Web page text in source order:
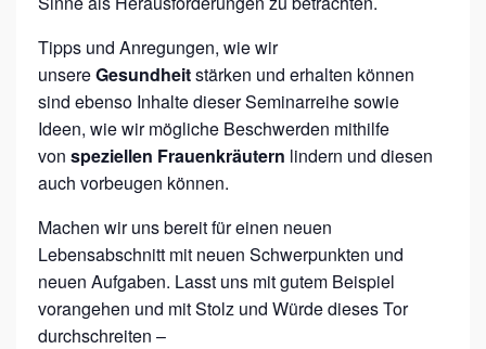
E
–
U
N
S
E
R
E
2
.
Tipps und Anregungen, wie wir
unsereGesundheitstärken und erhalten können
sind ebenso Inhalte dieser Seminarreihe sowie
Ideen, wie wir mögliche Beschwerden mithilfe
von speziellen Frauenkräutern lindern und diesen
auch vorbeugen können.
Machen wir uns bereit für einen neuen
Lebensabschnitt mit neuen Schwerpunkten und
neuen Aufgaben. Lasst uns mit gutem Beispiel
vorangehen und mit Stolz und Würde dieses Tor
durchschreiten –